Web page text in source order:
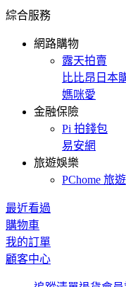
綜合服務
網路購物
露天拍賣
比比昂日本
媽咪愛
金融保險
Pi 拍錢包
易安網
旅遊娛樂
PChome 旅遊
最近看過
購物車
我的訂單
顧客中心